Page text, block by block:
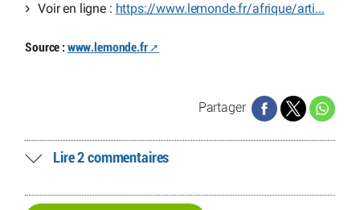
Voir en ligne : https://www.lemonde.fr/afrique/arti...
Source : www.lemonde.fr
Partager
Lire 2 commentaires